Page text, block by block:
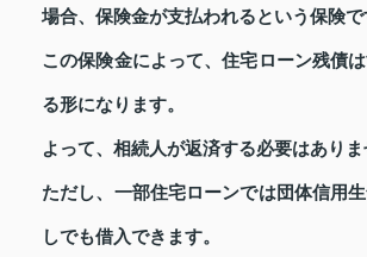
場合、保険金が支払われるという保険で
この保険金によって、住宅ローン残債
る形になります。
よって、相続人が返済する必要はありま
ただし、一部住宅ローンでは団体信用
しでも借入できます。